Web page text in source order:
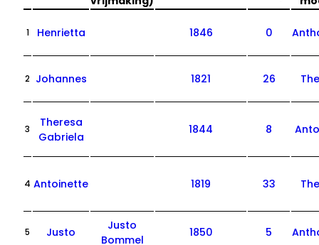
1 Henrietta 1846 0
2 Johannes 1821 26
3
Theresa
Gabriela
1844 8
4 Antoinette 1819 33
5 Justo
Justo
Bommel
1850 5